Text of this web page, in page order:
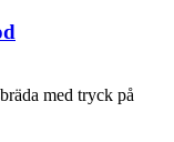
med tryck på